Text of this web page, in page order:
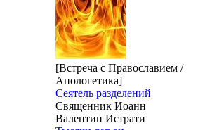
[Встреча с Православием /
Апологетика]
Сеятель разделений
Священник Иоанн
Валентин Истрати